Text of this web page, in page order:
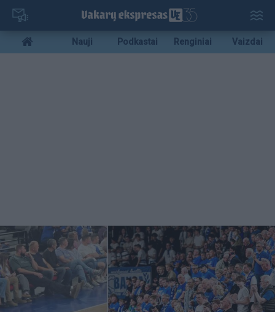
Pereiti
pagrindinį
turinį
Mobile
menu
Nauji Podkastai Renginiai Vaizdai